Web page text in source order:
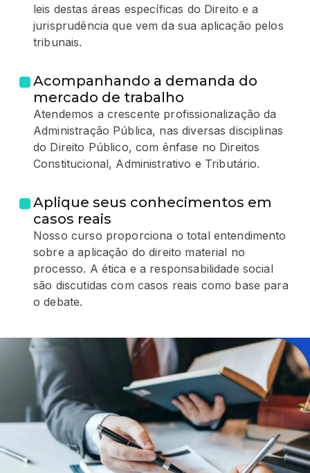
leis destas áreas específicas do Direito e a
jurisprudência que vem da sua aplicação pelos
tribunais.
Acompanhando a demanda do
mercado de trabalho
Atendemos a crescente profissionalização da
Administração Pública, nas diversas disciplinas
do Direito Público, com ênfase no Direitos
Constitucional, Administrativo e Tributário.
Aplique seus conhecimentos em
casos reais
Nosso curso proporciona o total entendimento
sobre a aplicação do direito material no
processo. A ética e a responsabilidade social
são discutidas com casos reais como base para
o debate.